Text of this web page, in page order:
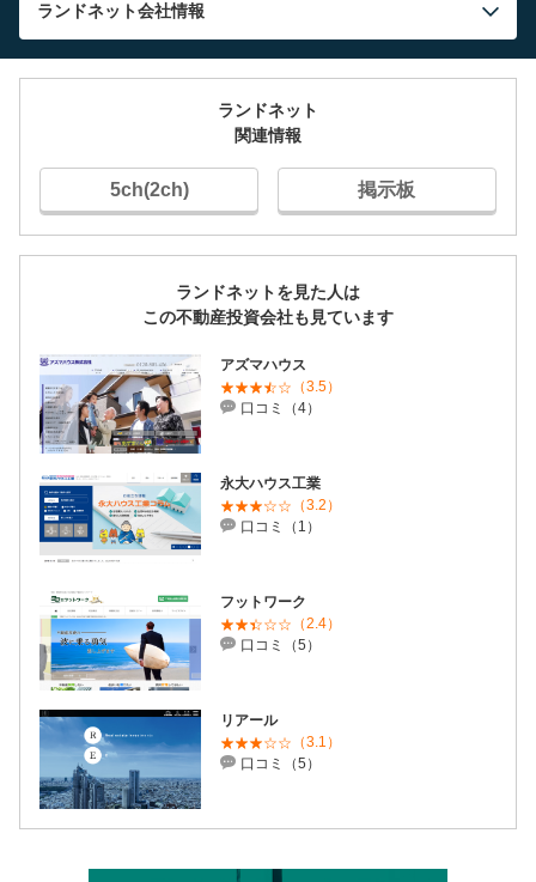
ランドネット会社情報
ランドネット
関連情報
5ch(2ch) 掲示板
ランドネットを見た人は
この不動産投資会社も見ています
アズマハウス
（3.5）
口コミ（4）
永大ハウス工業
（3.2）
口コミ（1）
フットワーク
（2.4）
口コミ（5）
リアール
（3.1）
口コミ（5）